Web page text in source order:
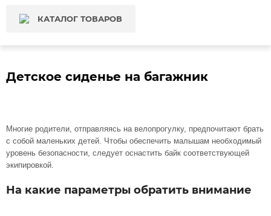
КАТАЛОГ ТОВАРОВ
Детское сиденье на багажник
Многие родители, отправляясь на велопрогулку, предпочитают брать
с собой маленьких детей. Чтобы обеспечить малышам необходимый
уровень безопасности, следует оснастить байк соответствующей
экипировкой.
На какие параметры обратить внимание